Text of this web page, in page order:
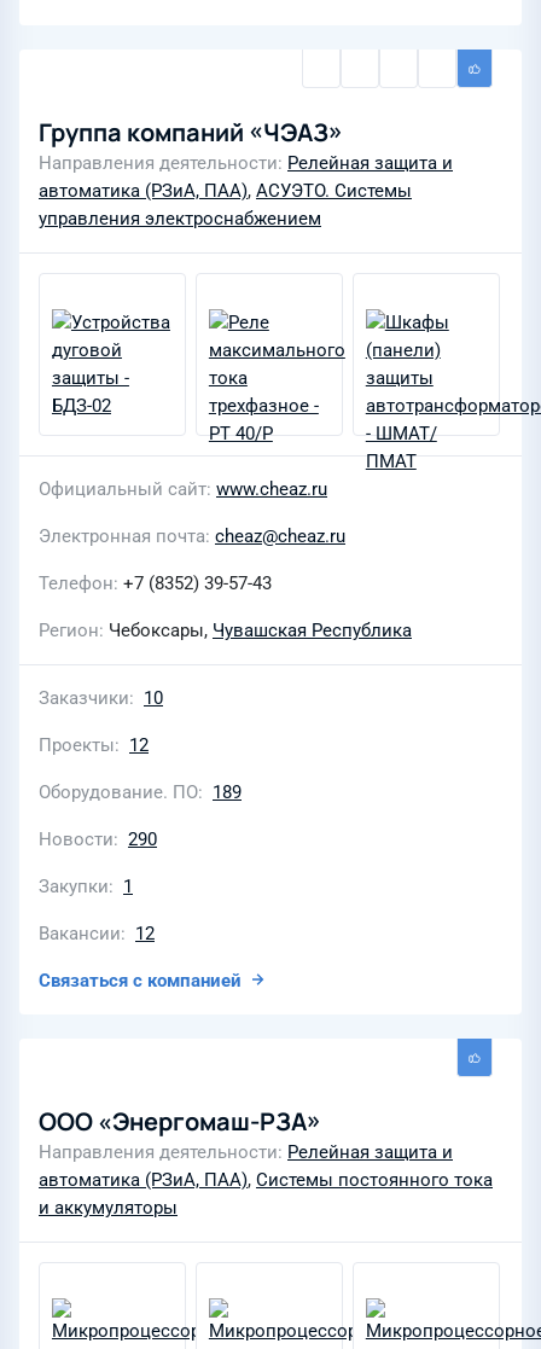
Группа компаний «ЧЭАЗ»
Направления деятельности Релейная защита и
автоматика (РЗиА, ПАА), АСУЭТО. Системы
управления электроснабжением
Официальный сайт www.cheaz.ru
Электронная почта cheaz@cheaz.ru
Телефон +7 (8352) 39-57-43
Регион Чебоксары, Чувашская Республика
Заказчики 10
Проекты 12
Оборудование. ПО 189
Новости 290
Закупки 1
Вакансии 12
Связаться с компанией
ООО «Энергомаш-РЗА»
Направления деятельности Релейная защита и
автоматика (РЗиА, ПАА), Системы постоянного тока
и аккумуляторы